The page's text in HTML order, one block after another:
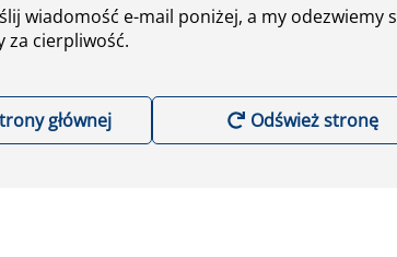
wiadomość e-mail poniżej, a my odezwiemy
za cierpliwość.
głównej Odśwież stronę